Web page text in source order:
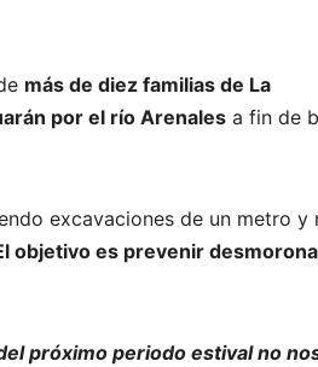
más de diez familias de La
por el río Arenales a fin de
excavaciones de un metro y
objetivo es prevenir
próximo periodo estival no